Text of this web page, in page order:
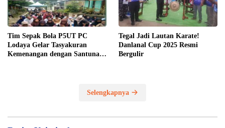
Tim Sepak Bola P5UT PC
Lodaya Gelar Tasyakuran
Kemenangan dengan Santunan
Tegal Jadi Lautan Karate!
Danlanal Cup 2025 Resmi
Bergulir
Selengkapnya